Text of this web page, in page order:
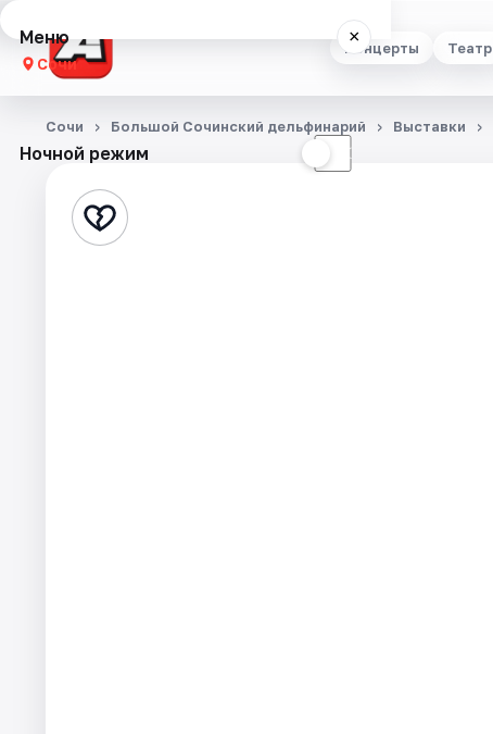
Концерты Театр
Меню ×
Сочи
Концерты
Стендап
Ночной режим ☾
Сочи Большой Сочинский дельфинарий Выставки